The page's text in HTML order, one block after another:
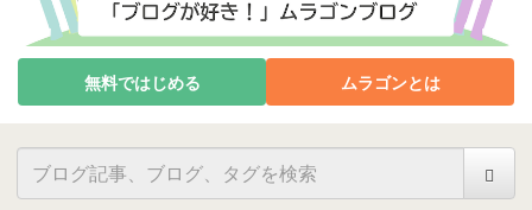
無料ではじめる ムラゴンとは